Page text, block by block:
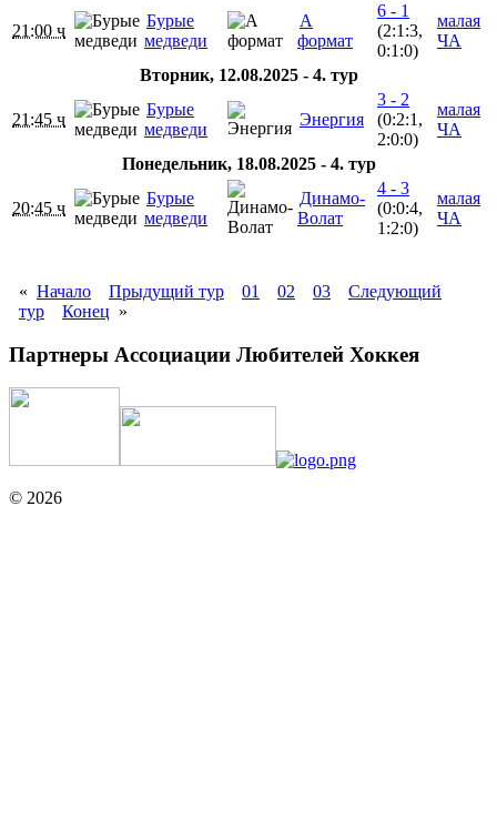
21:00 ч
Бурые
медведи
А
формат
6 - 1
(2:1:3,
0:1:0)
малая
ЧА
Вторник, 12.08.2025 - 4. тур
21:45 ч
Бурые
медведи
Энергия
3 - 2
(0:2:1,
2:0:0)
малая
ЧА
Понедельник, 18.08.2025 - 4. тур
20:45 ч
Бурые
медведи
Динамо-
Волат
4 - 3
(0:0:4,
1:2:0)
малая
ЧА
« Начало Прыдущий тур 01 02 03
Следующий
тур
Конец »
Партнеры Ассоциации Любителей Хоккея
© 2026